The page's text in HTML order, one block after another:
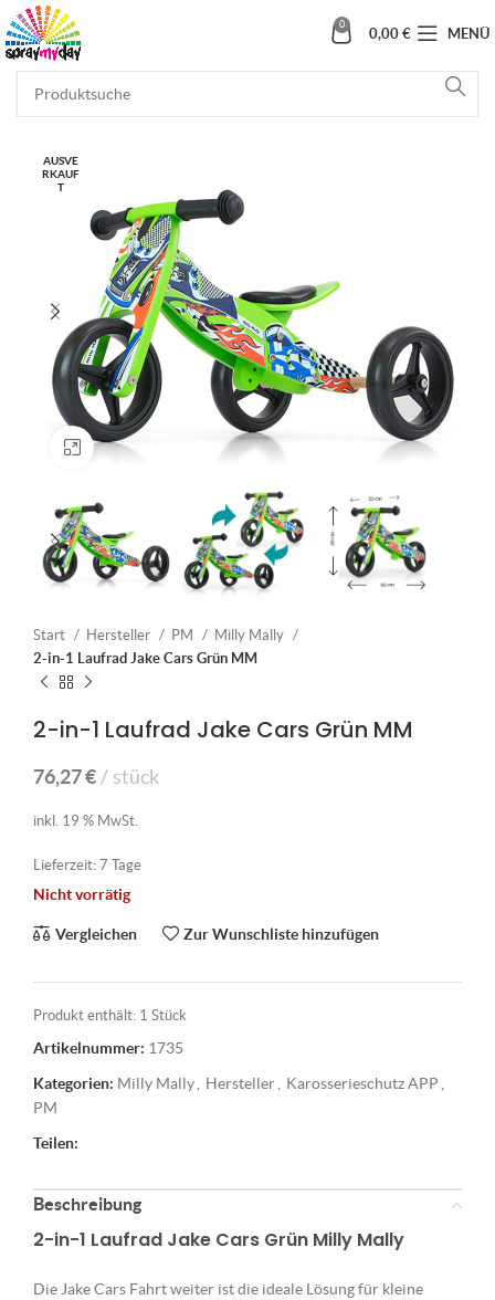
0
0,00 € MENÜ
AUSVE
RKAUF
T
Klick zum Vergrößern
Start Hersteller PM
Milly Mally
2-in-1 Laufrad Jake Cars Grün MM
2-in-1 Laufrad Jake Cars Grün MM
76,27€ stück
inkl. 19 % MwSt.
Lieferzeit: 7 Tage
Nicht vorrätig
Vergleichen Zur Wunschliste hinzufügen
Produkt enthält: 1 Stück
Artikelnummer: 1735
Kategorien: Milly Mally, Hersteller, Karosserieschutz APP,
PM
Teilen:
Beschreibung
2-in-1 Laufrad Jake Cars Grün Milly Mally
Die Jake Cars Fahrt weiter ist die ideale Lösung für kleine